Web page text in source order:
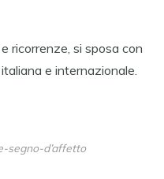
ricorrenze, si sposa con
e internazionale.
segno-d’affetto